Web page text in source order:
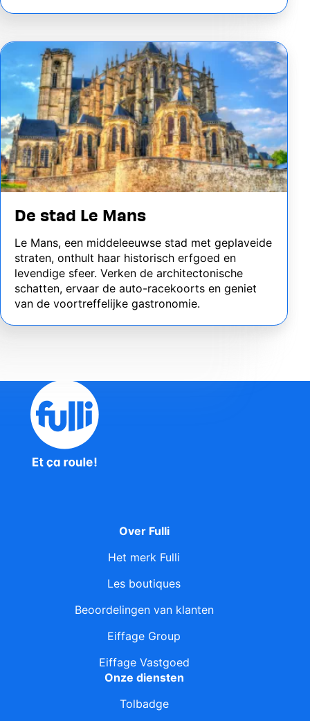
Image
De stad Le Mans
Le Mans, een middeleeuwse stad met geplaveide
straten, onthult haar historisch erfgoed en
levendige sfeer. Verken de architectonische
schatten, ervaar de auto-racekoorts en geniet
van de voortreffelijke gastronomie.
Over Fulli
Het merk Fulli
Les boutiques
Beoordelingen van klanten
Eiffage Group
Eiffage Vastgoed
Onze diensten
Tolbadge